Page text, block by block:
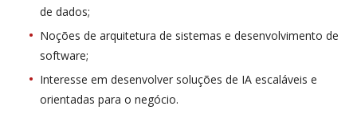
de dados;
Noções de arquitetura de sistemas e desenvolvimento de
software;
Interesse em desenvolver soluções de IA escaláveis e
orientadas para o negócio.